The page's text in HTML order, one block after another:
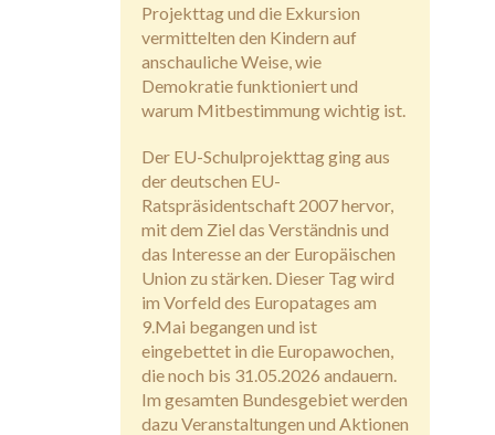
Projekttag und die Exkursion
vermittelten den Kindern auf
anschauliche Weise, wie
Demokratie funktioniert und
warum Mitbestimmung wichtig ist.
Der EU-Schulprojekttag ging aus
der deutschen EU-
Ratspräsidentschaft 2007 hervor,
mit dem Ziel das Verständnis und
das Interesse an der Europäischen
Union zu stärken. Dieser Tag wird
im Vorfeld des Europatages am
9.Mai begangen und ist
eingebettet in die Europawochen,
die noch bis 31.05.2026 andauern.
Im gesamten Bundesgebiet werden
dazu Veranstaltungen und Aktionen